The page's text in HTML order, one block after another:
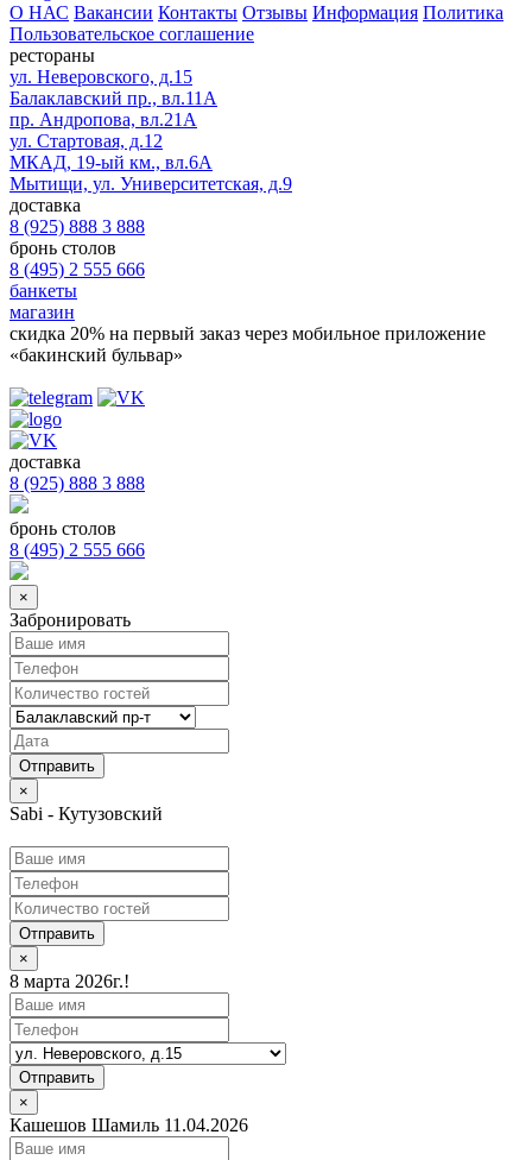
О НАС Вакансии Контакты Отзывы Информация Политика
Пользовательское соглашение
рестораны
ул. Неверовского, д.15
Балаклавский пр., вл.11А
пр. Андропова, вл.21А
ул. Стартовая, д.12
МКАД, 19-ый км., вл.6А
Мытищи, ул. Университетская, д.9
доставка
8 (925) 888 3 888
бронь столов
8 (495) 2 555 666
банкеты
магазин
скидка 20% на первый заказ через мобильное приложение
«бакинский бульвар»
доставка
8 (925) 888 3 888
бронь столов
8 (495) 2 555 666
×
Забронировать
×
Sabi - Кутузовский
Отправить
×
8 марта 2026г.!
Отправить
×
Кашешов Шамиль 11.04.2026